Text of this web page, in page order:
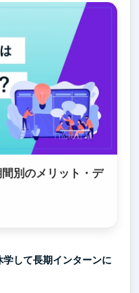
別のメリット・デ
学して長期インターンに